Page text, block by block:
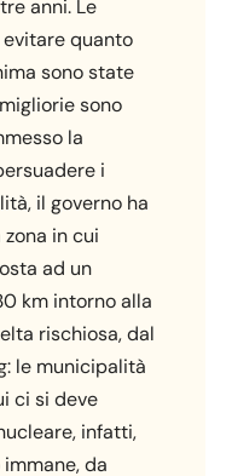
anni. Le
quanto
sono state
sono
la
i
il governo ha
in cui
ad un
km intorno alla
rischiosa, dal
le municipalità
ci si deve
infatti,
da